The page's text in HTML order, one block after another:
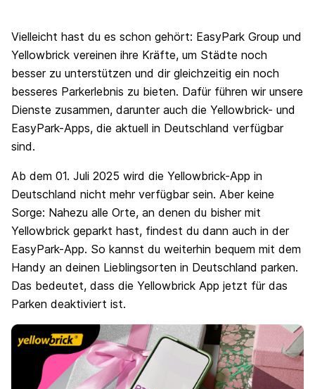
Vielleicht hast du es schon gehört: EasyPark Group und
Yellowbrick vereinen ihre Kräfte, um Städte noch
besser zu unterstützen und dir gleichzeitig ein noch
besseres Parkerlebnis zu bieten. Dafür führen wir unsere
Dienste zusammen, darunter auch die Yellowbrick- und
EasyPark-Apps, die aktuell in Deutschland verfügbar
sind.
Ab dem 01. Juli 2025 wird die Yellowbrick-App in
Deutschland nicht mehr verfügbar sein. Aber keine
Sorge: Nahezu alle Orte, an denen du bisher mit
Yellowbrick geparkt hast, findest du dann auch in der
EasyPark-App. So kannst du weiterhin bequem mit dem
Handy an deinen Lieblingsorten in Deutschland parken.
Das bedeutet, dass die Yellowbrick App jetzt für das
Parken deaktiviert ist.